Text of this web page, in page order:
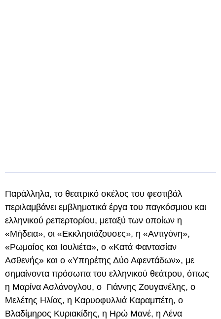
Παράλληλα, το θεατρικό σκέλος του φεστιβάλ
περιλαμβάνει εμβληματικά έργα του παγκόσμιου και
ελληνικού ρεπερτορίου, μεταξύ των οποίων η
«Μήδεια», οι «Εκκλησιάζουσες», η «Αντιγόνη»,
«Ρωμαίος και Ιουλιέτα», ο «Κατά Φαντασίαν
Ασθενής» και ο «Υπηρέτης Δύο Αφεντάδων», με
σημαίνοντα πρόσωπα του ελληνικού θεάτρου, όπως
η Μαρίνα Ασλάνογλου, ο Γιάννης Ζουγανέλης, ο
Μελέτης Ηλίας, η Καρυοφυλλιά Καραμπέτη, ο
Βλαδίμηρος Κυριακίδης, η Ηρώ Μανέ, η Λένα